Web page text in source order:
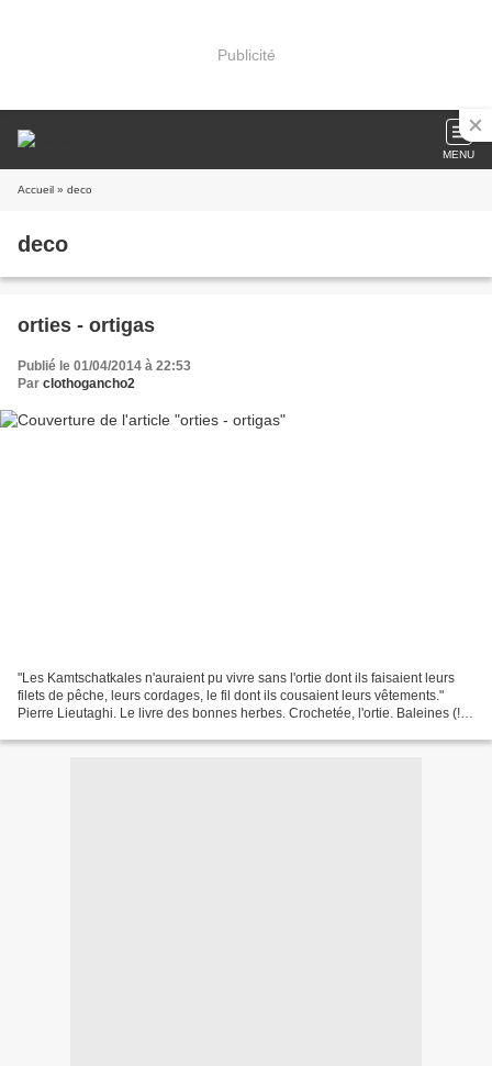
Publicité
MENU
Accueil » deco
deco
orties - ortigas
Publié le 01/04/2014 à 22:53
Par clothogancho2
"Les Kamtschatkales n'auraient pu vivre sans l'ortie dont ils faisaient leurs
filets de pêche, leurs cordages, le fil dont ils cousaient leurs vêtements."
Pierre Lieutaghi. Le livre des bonnes herbes. Crochetée, l'ortie. Baleines (!)